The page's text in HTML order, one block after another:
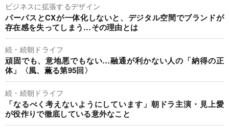
ビジネスに拡張するデザイン
パーパスとCXが一体化しないと、デジタル空間でブランドが
存在感を失ってしまう…その理由とは
続・続朝ドライフ
頑固でも、意地悪でもない…融通が利かない人の「納得の正
体」〈風、薫る第95回〉
続・続朝ドライフ
「なるべく考えないようにしています」朝ドラ主演・見上愛
が役作りで徹底している意外なこと